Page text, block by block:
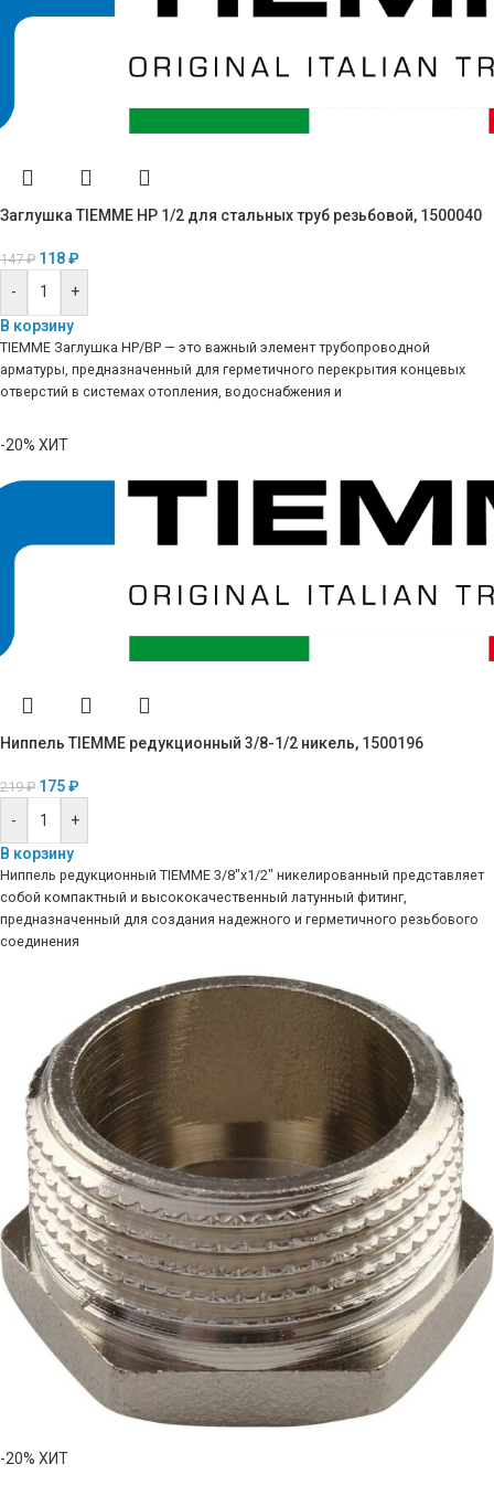
Заглушка TIEMME НР 1/2 для стальных труб резьбовой, 1500040
147₽ 118₽
-
+
В корзину
TIEMME Заглушка НР/ВР — это важный элемент трубопроводной
арматуры, предназначенный для герметичного перекрытия концевых
отверстий в системах отопления, водоснабжения и
-20% ХИТ
Ниппель TIEMME редукционный 3/8-1/2 никель, 1500196
219₽ 175₽
-
+
В корзину
Ниппель редукционный TIEMME 3/8″х1/2″ никелированный представляет
собой компактный и высококачественный латунный фитинг,
предназначенный для создания надежного и герметичного резьбового
соединения
-20% ХИТ